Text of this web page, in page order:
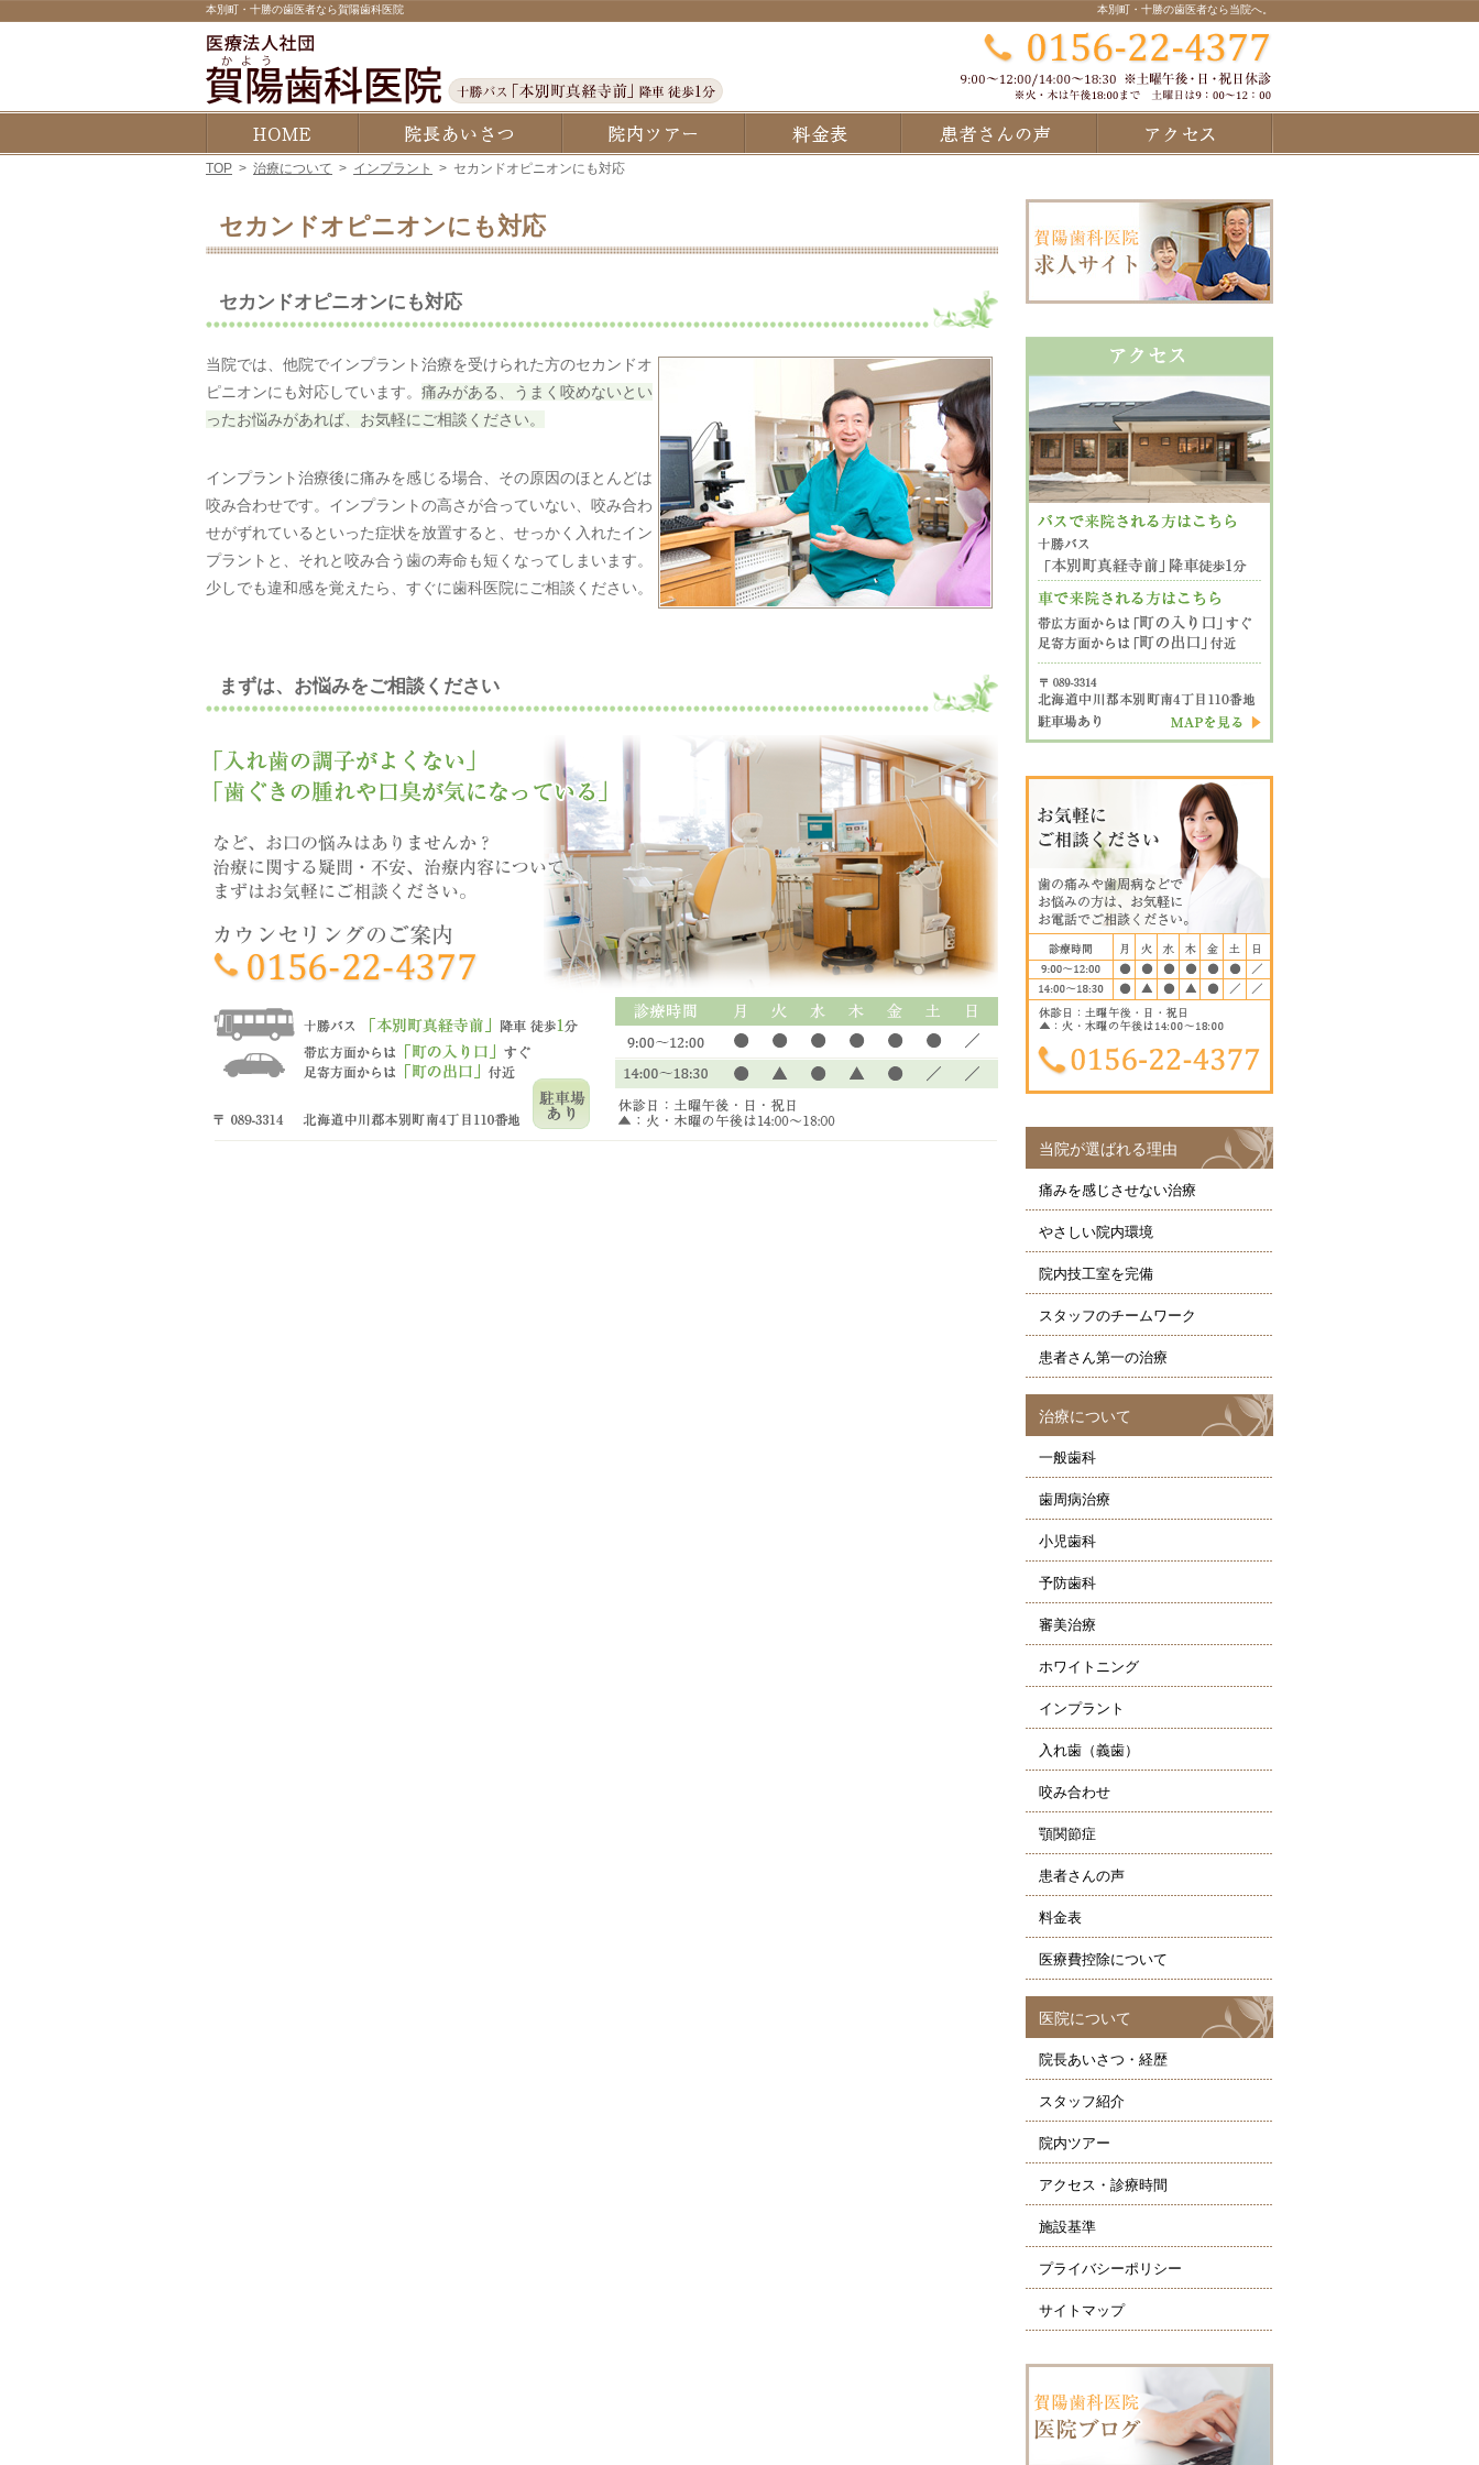
セカンドオピニオンにも対応
本別町・十勝の歯医者なら当院へ。
本別町・十勝の歯医者なら賀陽歯科医院
セカンドオピニオンにも対応
当院では、他院でインプラント治療を受けられた方のセカンドオ
ピニオンにも対応しています。 痛みがある、うまく咬めないとい
ったお悩みがあれば、お気軽にご相談ください。
インプラント治療後に痛みを感じる場合、その原因のほとんどは
咬み合わせです。インプラントの高さが合っていない、咬み合わ
せがずれているといった症状を放置すると、せっかく入れたイン
プラントと、それと咬み合う歯の寿命も短くなってしまいます。
少しでも違和感を覚えたら、すぐに歯科医院にご相談ください。
まずは、お悩みをご相談ください
当院が選ばれる理由
痛みを感じさせない治療
やさしい院内環境
院内技工室を完備
スタッフのチームワーク
患者さん第一の治療
治療について
一般歯科
歯周病治療
小児歯科
予防歯科
審美治療
ホワイトニング
インプラント
入れ歯（義歯）
咬み合わせ
顎関節症
患者さんの声
料金表
医療費控除について
医院について
院長あいさつ・経歴
スタッフ紹介
院内ツアー
アクセス・診療時間
施設基準
プライバシーポリシー
サイトマップ
TOP > 治療について > インプラント > セカンドオピニオンにも対応